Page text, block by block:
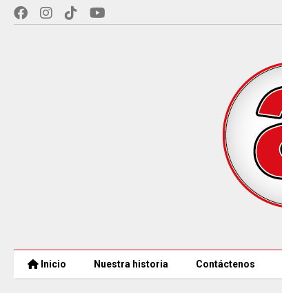
Inicio Nuestra historia Contáctenos